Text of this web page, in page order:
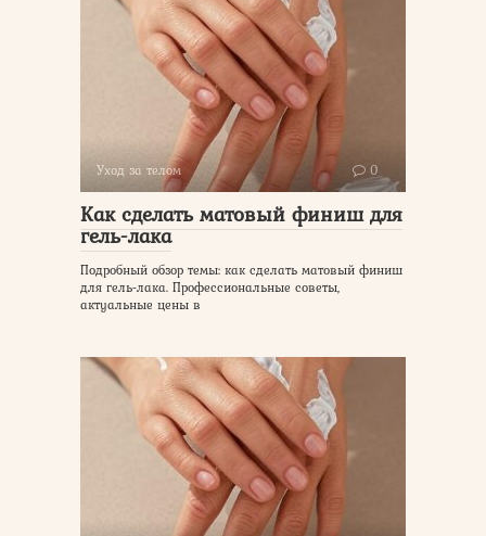
Уход за телом 0
Как сделать матовый финиш для
гель-лака
Подробный обзор темы: как сделать матовый финиш
для гель-лака. Профессиональные советы,
актуальные цены в